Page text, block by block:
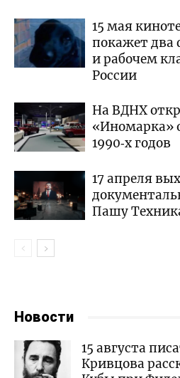
15 мая
покажет два
и рабочем
России
На ВДНХ
«Иномарка»
1990‑х годов
17 апреля
Пашу
Новости
15 августа
Кривцова